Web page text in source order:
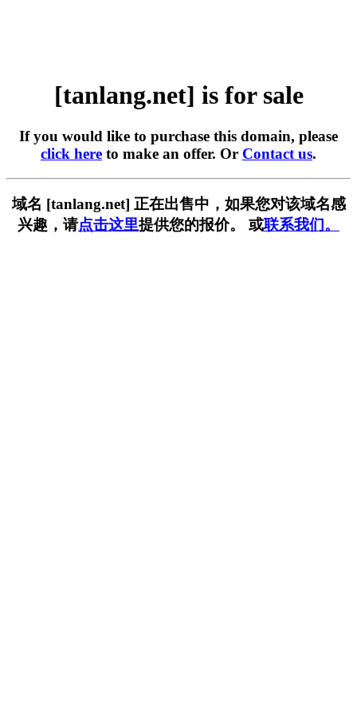
[tanlang.net] is for sale
If you would like to purchase this domain, please
click here to make an offer. Or Contact us.
域名 [tanlang.net] 正在出售中，如果您对该域名感
兴趣，请点击这里提供您的报价。 或联系我们。